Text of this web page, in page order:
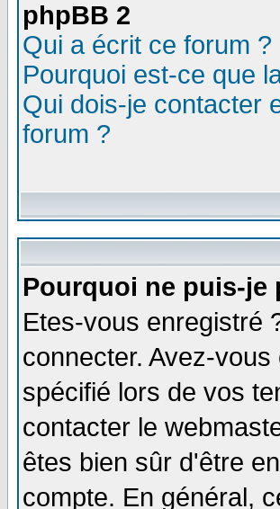
phpBB 2
Qui a écrit ce forum ?
Pourquoi est-ce que
Qui dois-je contacter
forum ?
Pourquoi ne puis-je
Etes-vous enregistré
connecter. Avez-
spécifié lors de vos
contacter le
êtes bien sûr d'être
compte. En général,